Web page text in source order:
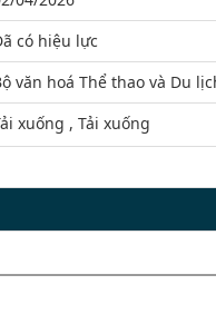
có hiệu lực
văn hoá Thể thao và Du
xuống , Tải xuống